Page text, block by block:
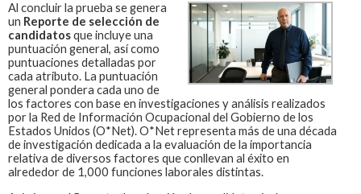
Al concluir la prueba se genera
un Reporte de selección de
candidatosque incluye una
puntuación general, así como
puntuaciones detalladas por
cada atributo. La puntuación
general pondera cada uno de
los factores con base en investigaciones y análisis realizados
por la Red de Información Ocupacional del Gobierno de los
Estados Unidos (O*Net). O*Net representa más de una década
de investigación dedicada a la evaluación de la importancia
relativa de diversos factores que conllevan al éxito en
alrededor de 1,000 funciones laborales distintas.